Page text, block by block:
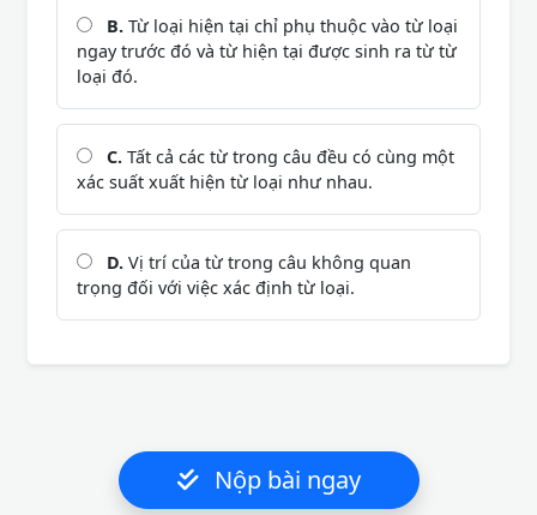
B. Từ loại hiện tại chỉ phụ thuộc vào từ loại
ngay trước đó và từ hiện tại được sinh ra từ từ
loại đó.
C. Tất cả các từ trong câu đều có cùng một
xác suất xuất hiện từ loại như nhau.
D. Vị trí của từ trong câu không quan
trọng đối với việc xác định từ loại.
Nộp bài ngay